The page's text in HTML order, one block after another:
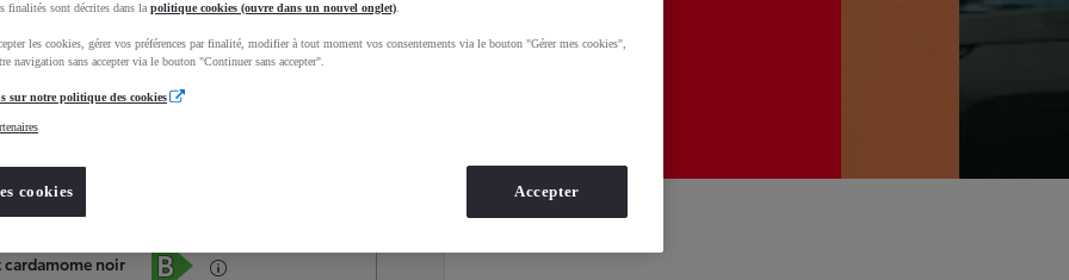
Services Concession
Occasions
cardamome noir
finalités sont décrites dans la politique cookies (ouvre dans un nouvel onglet)
les cookies, gérer vos préférences par finalité, modifier à tout moment vos consentements via le bouton "Gérer mes cookies",
navigation sans accepter via le bouton "Continuer sans accepter".
sur notre politique des cookies
cookies Accepter